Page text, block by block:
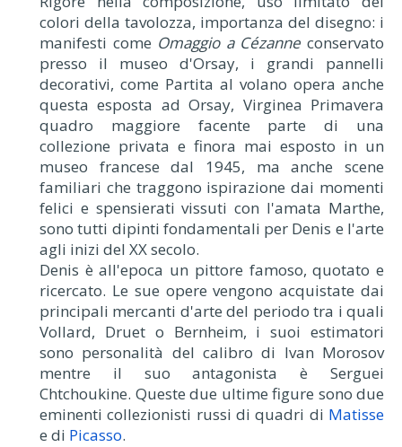
colori della tavolozza, importanza del disegno: i
manifesti come Omaggio a Cézanne conservato
presso il museo d'Orsay, i grandi pannelli
decorativi, come Partita al volano opera anche
questa esposta ad Orsay, Virginea Primavera
quadro maggiore facente parte di una
collezione privata e finora mai esposto in un
museo francese dal 1945, ma anche scene
familiari che traggono ispirazione dai momenti
felici e spensierati vissuti con l'amata Marthe,
sono tutti dipinti fondamentali per Denis e l'arte
agli inizi del XX secolo.
Denis è all'epoca un pittore famoso, quotato e
ricercato. Le sue opere vengono acquistate dai
principali mercanti d'arte del periodo tra i quali
Vollard, Druet o Bernheim, i suoi estimatori
sono personalità del calibro di Ivan Morosov
mentre il suo antagonista è Serguei
Chtchoukine. Queste due ultime figure sono due
eminenti collezionisti russi di quadri di Matisse
e di Picasso.